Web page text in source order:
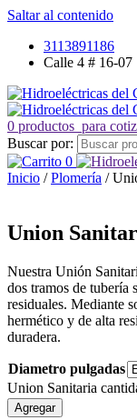
Saltar al contenido
3113891186
Calle 4 # 16-07
0 productos para
Buscar por:
0
Inicio /Plomería /
Union
Nuestra Unión
dos tramos de tubería
residuales. Mediante
hermético y de alta
duradera.
Diametro pulgadas
Union Sanitaria
Agregar